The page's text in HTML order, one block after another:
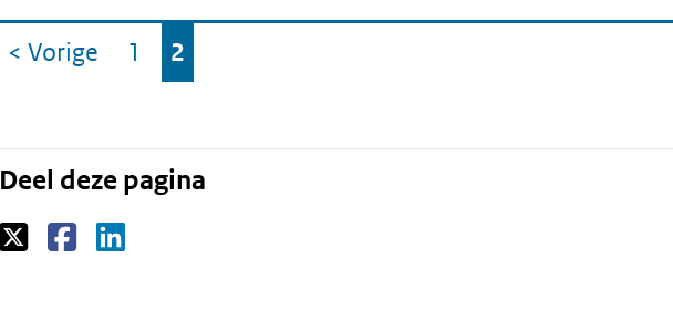
naar
< Vorige pagina
Pagina
1 Pagina
2
Deel deze pagina